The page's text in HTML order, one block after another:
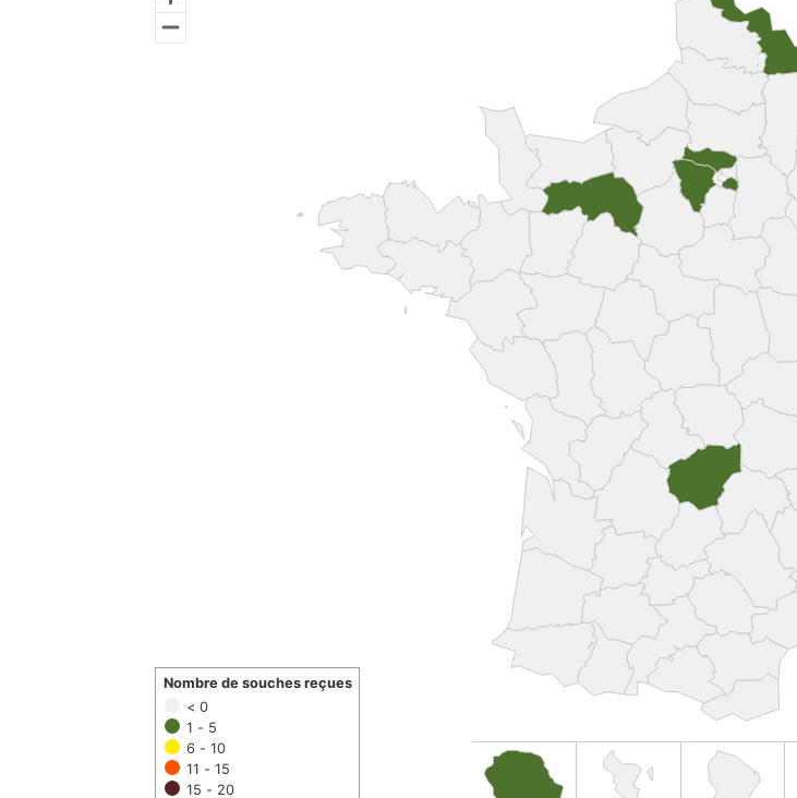
< 0
1 - 5
6 - 10
11 - 15
15 - 20
Nombre de souches reçues